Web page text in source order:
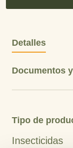
Detalles
Documentos
Tipo de
Insecticidas